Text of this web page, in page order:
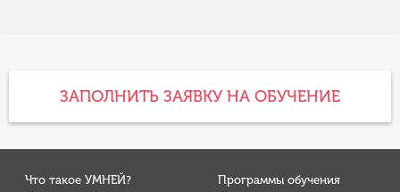
ЗАПОЛНИТЬ ЗАЯВКУ НА ОБУЧЕНИЕ
Что такое УМНЕЙ?
Программы обучения